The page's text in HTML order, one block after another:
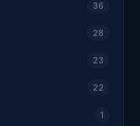
36
28
23
22
1